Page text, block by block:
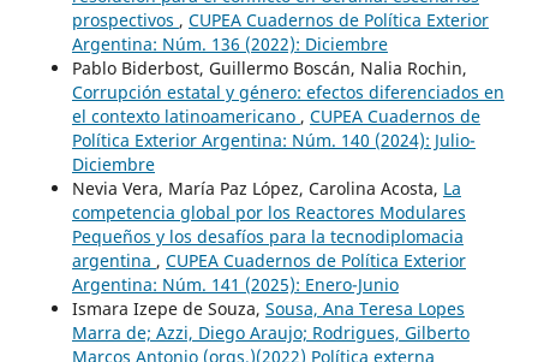
prospectivos , CUPEA Cuadernos de Política Exterior
Argentina: Núm. 136 (2022): Diciembre
Pablo Biderbost, Guillermo Boscán, Nalia Rochin,
Corrupción estatal y género: efectos diferenciados en
el contexto latinoamericano , CUPEA Cuadernos de
Política Exterior Argentina: Núm. 140 (2024): Julio-
Diciembre
Nevia Vera, María Paz López, Carolina Acosta, La
competencia global por los Reactores Modulares
Pequeños y los desafíos para la tecnodiplomacia
argentina , CUPEA Cuadernos de Política Exterior
Argentina: Núm. 141 (2025): Enero-Junio
Ismara Izepe de Souza, Sousa, Ana Teresa Lopes
Marra de; Azzi, Diego Araujo; Rodrigues, Gilberto
Marcos Antonio (orgs.)(2022) Política externa